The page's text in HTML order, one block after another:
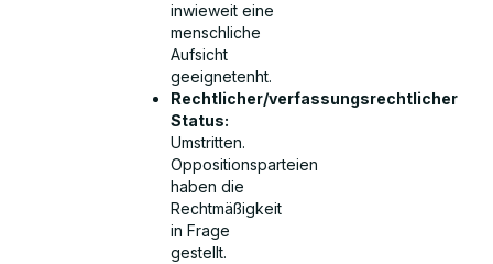
inwieweit eine
menschliche
Aufsicht
geeignetenht.
Rechtlicher/verfassungsrechtlicher
Status:
Umstritten.
Oppositionsparteien
haben die
Rechtmäßigkeit
in Frage
gestellt.